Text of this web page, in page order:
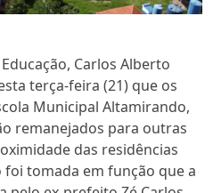
Carlos Alberto
terça-feira (21) que os
Municipal Altamirando,
remanejados para outras
das residências
foi tomada em função que a